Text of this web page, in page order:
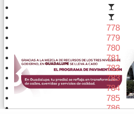
778
779
780
781
782
783
784
785
786